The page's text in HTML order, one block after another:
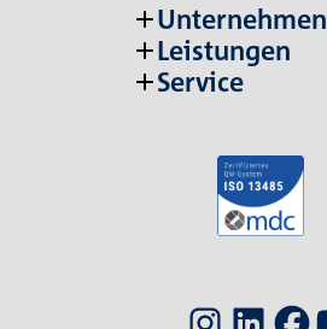
Unternehmen
Leistungen
Service